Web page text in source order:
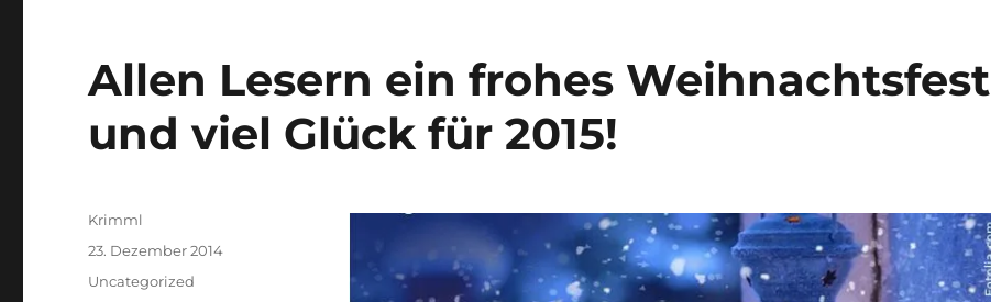
Allen Lesern ein frohes Weihnachtsfest
und viel Glück für 2015!
Autor
Krimml
Veröffentlicht
23. Dezember 2014
Kategorien
Uncategorized